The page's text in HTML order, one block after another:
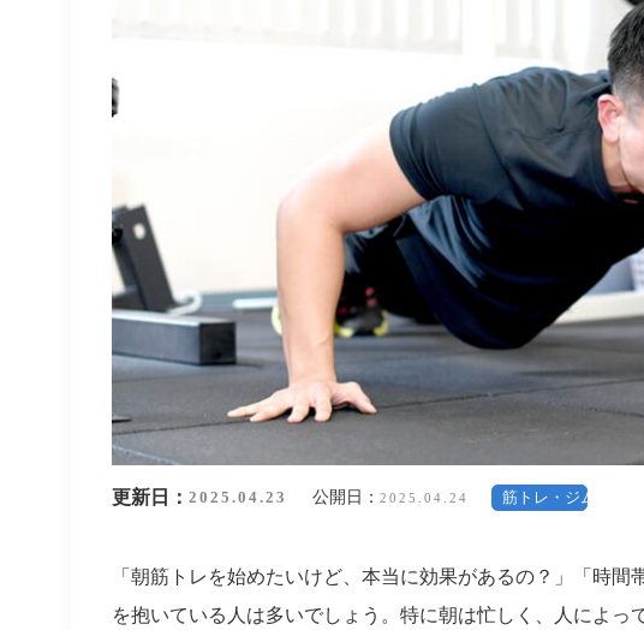
更新日：2025.04.23 公開日：2025.04.24 筋トレ・ジム
「朝筋トレを始めたいけど、本当に効果があるの？」「時
を抱いている人は多いでしょう。特に朝は忙しく、人によっ